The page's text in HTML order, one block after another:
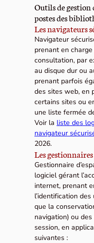
Outils de gestion
postes des
Les navigateurs
Navigateur
prenant en
consultation, par
au disque dur ou
prenant parfois
des sites web, en
certains sites ou
une liste fermée
Voir la liste des
navigateur
2026.
Les
Gestionnaire
logiciel gérant
internet, prenant
l’identification
que la
navigation) ou
session, en
suivantes :